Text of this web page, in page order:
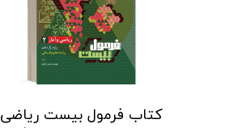
کتاب فرمول بیست ریاضی